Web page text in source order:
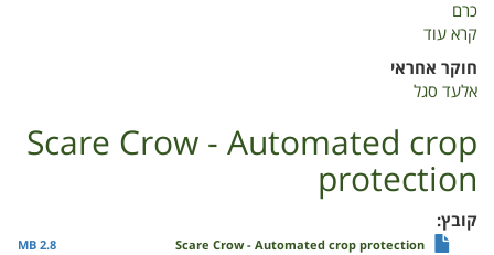
כרם
קרא עוד
-
כנס
יין
"מקסום
יכולות
בריסוסים"
חוקר אחראי
אלעד סגל
Scare Crow - Automated crop
protection
קובץ
Scare Crow - Automated crop protection
2.8 MB